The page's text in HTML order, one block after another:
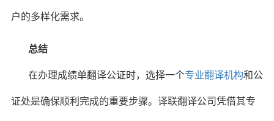
户的多样化需求。
总结
在办理成绩单翻译公证时，选择一个专业翻译机构和公
证处是确保顺利完成的重要步骤。译联翻译公司凭借其专